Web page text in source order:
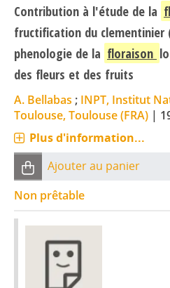
Contribution à l'étude de la
fructification du
phenologie de la floraison
des fleurs et des fruits
A. Bellabas ; INPT, Institut
Toulouse, Toulouse (FRA) |
Plus d'information...
Ajouter au panier
Non prêtable